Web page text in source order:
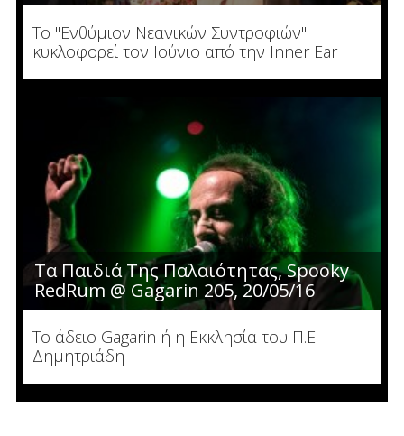
Το "Ενθύμιον Νεανικών Συντροφιών"
κυκλοφορεί τον Ιούνιο από την Inner Ear
Τα Παιδιά Της Παλαιότητας, Spooky
RedRum @ Gagarin 205, 20/05/16
Το άδειο Gagarin ή η Εκκλησία του Π.Ε.
Δημητριάδη